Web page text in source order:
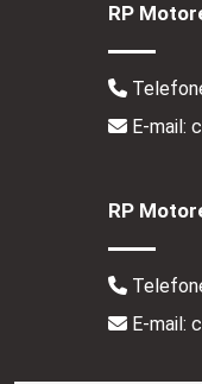
RP
E-mail:
RP
E-mail: